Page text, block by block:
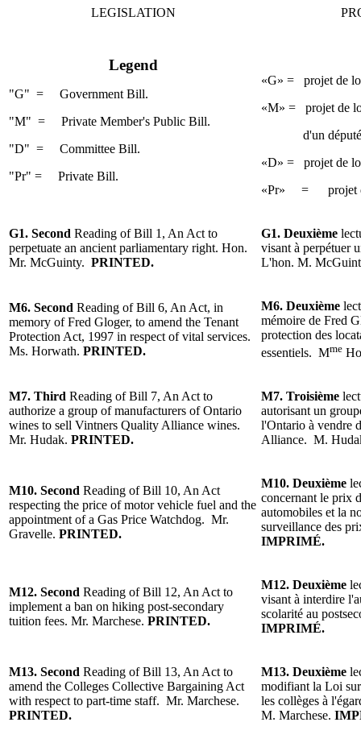
LEGISLATION
Legend
"G" = Government Bill.
"M" = Private Member's Public Bill.
"D" = Committee Bill.
"Pr" = Private Bill.
«G» = projet de
«M» = projet de
d'un
«D» = projet de
«Pr» = projet
G1. Second Reading of Bill 1, An Act to
perpetuate an ancient parliamentary right. Hon.
Mr. McGuinty. PRINTED.
G1. Deuxième
visant à perpétuer
L'hon. M.
M6. Second Reading of Bill 6, An Act, in
memory of Fred Gloger, to amend the Tenant
Protection Act, 1997 in respect of vital services.
Ms. Horwath. PRINTED.
M6. Deuxième
mémoire de Fred
protection des
essentiels. Mme
M7. Third Reading of Bill 7, An Act to
authorize a group of manufacturers of Ontario
wines to sell Vintners Quality Alliance wines.
Mr. Hudak. PRINTED.
M7. Troisième
autorisant un
l'Ontario à vendre
Alliance. M.
M10. Second Reading ofBill 10, An Act
respecting the price of motor vehicle fuel and the
appointment of a Gas Price Watchdog. Mr.
Gravelle. PRINTED.
M10. Deuxième
concernant le prix
automobiles et la
surveillance des
IMPRIMÉ.
M12. Second Reading of Bill 12, An Act to
implement a ban on hiking post-secondary
tuition fees. Mr. Marchese. PRINTED.
M12. Deuxième
visant à interdire
scolarité au
IMPRIMÉ.
M13. Second Reading of Bill 13, An Act to
amend the Colleges Collective Bargaining Act
with respect to part-time staff. Mr. Marchese.
PRINTED.
M13. Deuxième
modifiant la Loi
les collèges à l'
M. Marchese.